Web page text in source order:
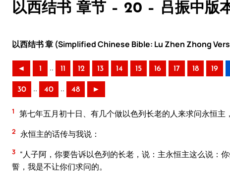
以西结书 章节 – 20 – 吕振中版
以西结书 章 (Simplified Chinese Bible: Lu Zhen Zhong
◄ 1 .. 11 12 13 14 15 16 17 18 19
30 .. 40 .. 48 ►
1 第七年五月初十日、有几个做以色列长老的人来求问永恒主
2 永恒主的话传与我说：
3 “人子阿，你要告诉以色列的长老，说：主永恒主这么说：
誓，我是不让你们求问的。